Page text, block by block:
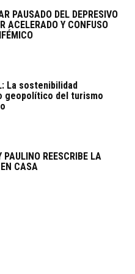
PAUSADO DEL DEPRESIVO
ACELERADO Y CONFUSO
La sostenibilidad
geopolítico del turismo
PAULINO REESCRIBE LA
CASA